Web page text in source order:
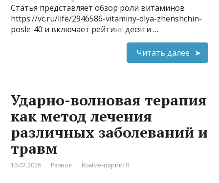
Статья представляет обзор роли витаминов
https://vc.ru/life/2946586-vitaminy-dlya-zhenshchin-
posle-40 и включает рейтинг десяти …
Читать далее
Ударно-волновая терапия
как метод лечения
различных заболеваний и
травм
16.07.2026 Разное Комментарии: 0